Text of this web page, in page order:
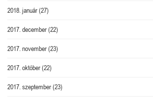
2018. január(27)
2017. december(22)
2017. november(23)
2017. október(22)
2017. szeptember(23)